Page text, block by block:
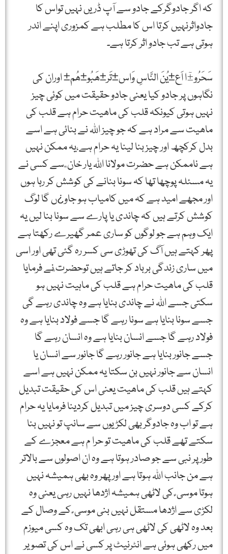
کہ اگر جادوگرکے جادو سے آپ ڈریں نہیں تواس کا
جادواثرنہیں کرتا اس کا مطلب ہے کمزوری اپنے اندر
ہوتی ہے تب جادو اثر کرتا ہے۔
سَحَرُو±ٓا اَع±یُنَ النَّاسِ وَاس±تَر±ھَبُو±ھُم± اوران کی
نگاہوں پر جادو کیا یعنی جادو حقیقت میں کوئی چیز
نہیں ہوتی کیونکہ قلب کی ماھیت حرام ہے قلب کی
ماھیت سے مراد ہے کہ جو چیز اﷲ نے بنائی ہے اسے
بدل کرکچھ اور چیز بنا لینا یہ حرام ہے،یہ ممکن نہیں
ہے ناممکن ہے حضرت مولانا اﷲ یار خان ؒ سے کسی نے
یہ مسئلہ پوچھا تھا کہ سونا بنانے کی کوشش کر رہا ہوں
اور مجھے امید ہے کہ میں کامیاب ہو جاو¿ں گا لوگ
کوشش کرتے ہیں کہ چاندی یا پارے سے سونا بنا لیں یہ
ایک وہم ہے جو لوگوں کو ساری عمر گھیرے رکھتا ہے
پھر کہتے ہیں آگ کی تھوڑی سی کسر رہ گئی تھی اور اسی
میں ساری زندگی برباد کر جاتے ہیں توحضرت ؒنے فرمایا
قلب کی ماھیت حرام ہے قلب کی ماہیت نہیں ہو
سکتی جسے اﷲ نے چاندی بنایا ہے وہ چاندی رہے گی
جسے سونا بنایا ہے سونا رہے گا جسے فولاد بنایا ہے وہ
فولاد رہے گا جسے انسان بنایا ہے وہ انسان رہے گا
جسے جانور بنایا ہے جانور رہے گا جانور سے انسان یا
انسان سے جانور نہیں بن سکتا یہ ممکن نہیں ہے اسے
کہتے ہیں قلب کی ماھیت یعنی اس کی حقیقت تبدیل
کرکے کسی دوسری چیز میں تبدیل کردینا فرمایا یہ حرام
ہے تو اب وہ جادوگر بھی لکڑیوں سے سانپ تو نہیں بنا
سکتے تھے قلب کی ماھیت تو حرا م ہے معجزے کے
طور پر نبی سے جو صادر ہوتا ہے وہ ان اصولوں سے بالاتر
ہے من جانب اﷲ ہوتا ہے اور پھر وہ بھی ہمیشہ نہیں
ہوتا موسی ؑ کی لاٹھی ہمیشہ اژدھا نہیں رہی یعنی وہ
لکڑی سے اژدھا مستقل نہیں بنی موسی ؑ کے وصال کے
بعد وہ لاٹھی کی لاٹھی ہی رہی ابھی تک وہ کسی میوزم
میں رکھی ہوئی ہے انٹرنیٹ پر کسی نے اس کی تصویر